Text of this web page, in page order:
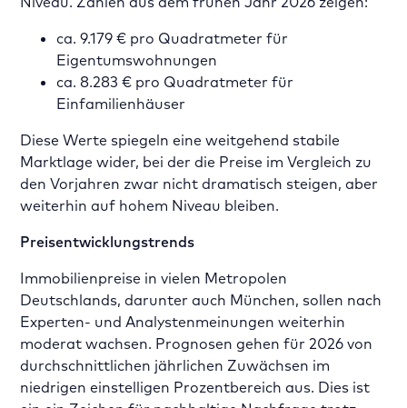
ca. 9.179 € pro Quadratmeter für
Eigentumswohnungen
ca. 8.283 € pro Quadratmeter für
Einfamilienhäuser
Diese Werte spiegeln eine weitgehend stabile
Marktlage wider, bei der die Preise im Vergleich zu
den Vorjahren zwar nicht dramatisch steigen, aber
weiterhin auf hohem Niveau bleiben.
Preisentwicklungstrends
Immobilienpreise in vielen Metropolen
Deutschlands, darunter auch München, sollen nach
Experten- und Analystenmeinungen weiterhin
moderat wachsen. Prognosen gehen für 2026 von
durchschnittlichen jährlichen Zuwächsen im
niedrigen einstelligen Prozentbereich aus. Dies ist